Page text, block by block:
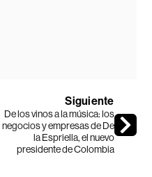
Siguiente
De los vinos a la música: los
negocios y empresas de De
la Espriella, el nuevo
presidente de Colombia